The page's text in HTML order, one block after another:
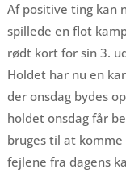
Af positive ting kan
spillede en flot
rødt kort for sin 3.
Holdet har nu en
der onsdag bydes
holdet onsdag får
bruges til at
fejlene fra dagens